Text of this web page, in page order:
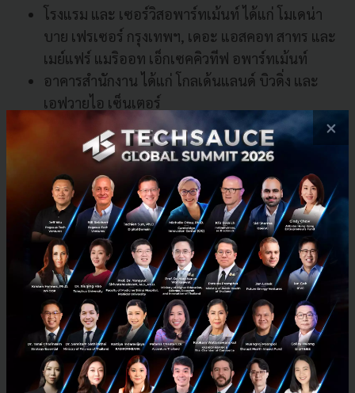
โรงแรม และ เซอร์วิสอพาร์ทเม้นท์ ได้แก่ โมเดน่า
บาย เฟรเซอร์ กรุงเทพฯ, เดอะ แอสคอท สาทร และ
เมย์แฟร์ แมริออท เอ็กเซคคิวทีฟ อพาร์ทเม้นท์
อาคารสํานักงาน ได้แก่ โกลเด้นแลนด์ บิวดิ่ง และ
เอฟวายไอ เซ็นเตอร์
โครงการเชิงพาณิชยกรรมแบบผสมซึ่งอยู่ระหว่าง
การก่อสร้าง ได้แก่ สามย่าน มิตรทาวน์
อ่านเรื่องราวเบื้องหลังการสร้าง สามย่าน มิตรทาวน์ เพิ่ม
×